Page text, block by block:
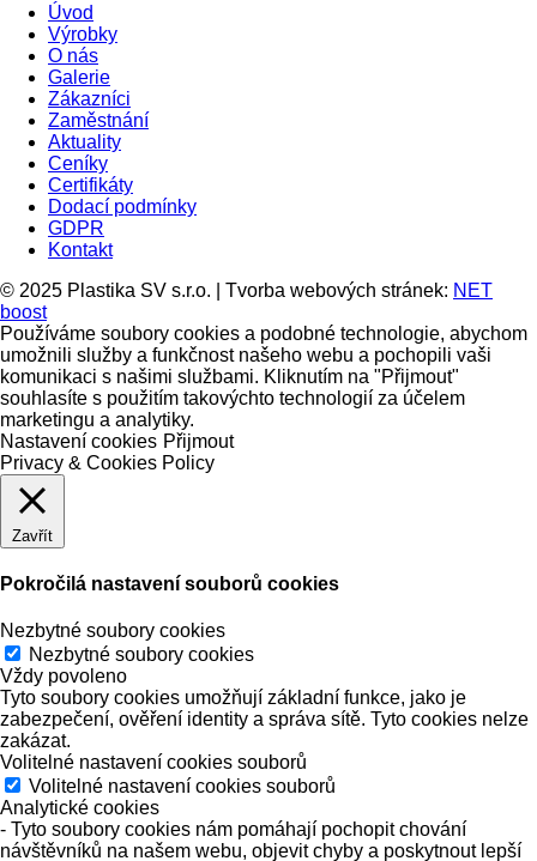
Úvod
Výrobky
O nás
Galerie
Zákazníci
Zaměstnání
Aktuality
Ceníky
Certifikáty
Dodací podmínky
GDPR
Kontakt
© 2025 Plastika SV s.r.o. | Tvorba webových stránek: NET
boost
Používáme soubory cookies a podobné technologie, abychom
umožnili služby a funkčnost našeho webu a pochopili vaši
komunikaci s našimi službami. Kliknutím na "Přijmout"
souhlasíte s použitím takovýchto technologií za účelem
marketingu a analytiky.
Nastavení cookies Přijmout
Privacy & Cookies Policy
Zavřít
Pokročilá nastavení souborů cookies
Nezbytné soubory cookies
Nezbytné soubory cookies
Vždy povoleno
Tyto soubory cookies umožňují základní funkce, jako je
zabezpečení, ověření identity a správa sítě. Tyto cookies nelze
zakázat.
Volitelné nastavení cookies souborů
Volitelné nastavení cookies souborů
Analytické cookies
- Tyto soubory cookies nám pomáhají pochopit chování
návštěvníků na našem webu, objevit chyby a poskytnout lepší